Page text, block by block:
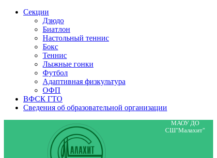
Секции
Дзюдо
Биатлон
Настольный теннис
Бокс
Теннис
Лыжные гонки
Футбол
Адаптивная физкультура
ОФП
ВФСК ГТО
Сведения об образовательной организации
МАОУ ДО
СШ"Малахит"